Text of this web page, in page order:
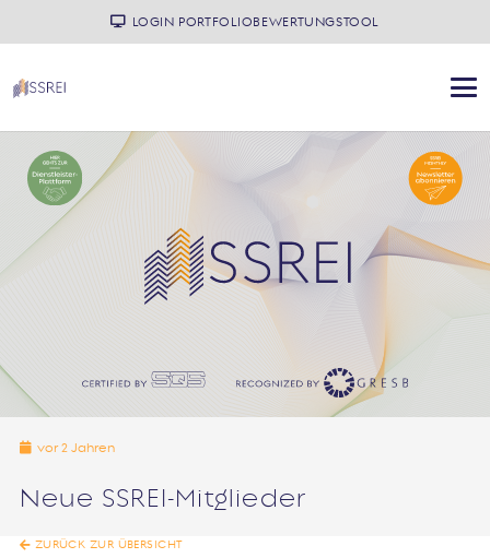
LOGIN PORTFOLIOBEWERTUNGSTOOL
vor 2 Jahren
Neue SSREI-Mitglieder
ZURÜCK ZUR ÜBERSICHT